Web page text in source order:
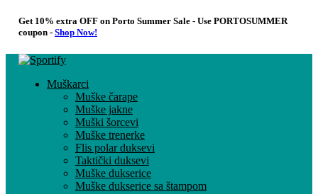
Get 10% extra OFF on Porto Summer Sale - Use PORTOSUMMER
coupon - Shop Now!
Muškarci
Muške čarape
Muške jakne
Muški šorcevi
Muške trenerke
Flis polar duksevi
Taktički duksevi
Muške dukserice
Muške dukserice sa štampom